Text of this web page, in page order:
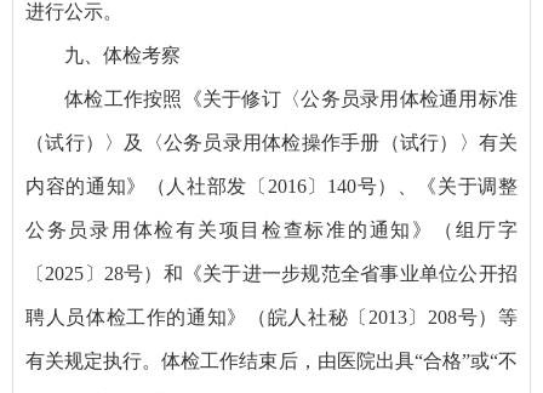
进行公示。
九、体检考察
体检工作按照《关于修订〈公务员录用体检通用标准
（试行）〉及〈公务员录用体检操作手册（试行）〉有关
内容的通知》（人社部发〔2016〕140号）、《关于调整
公务员录用体检有关项目检查标准的通知》（组厅字
〔2025〕28号）和《关于进一步规范全省事业单位公开招
聘人员体检工作的通知》（皖人社秘〔2013〕208号）等
有关规定执行。体检工作结束后，由医院出具“合格”或“不